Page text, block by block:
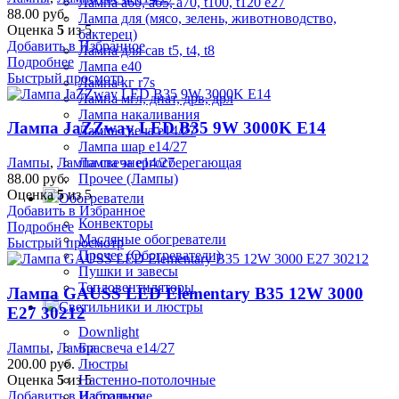
Лампа для (мясо, зелень, животноводство,
бактерец)
Лампа для сав t5, t4, t8
Лампа е40
Лампа кг r7s
Лампа мгл, днат, дрв, дрл
Лампа накаливания
Лампа свеча е14/27
Лампа шар е14/27
Лампа энергосберегающая
Прочее (Лампы)
Обогреватели
Конвекторы
Масляные обогреватели
Прочее (Обогреватели)
Пушки и завесы
Тепловентиляторы
Светильники и люстры
Downlight
Бра
Люстры
Настенно-потолочные
Настольные
88.00 руб.
Оценка 5 из 5
Добавить в Избранное
Подробнее
Быстрый просмотр
Лампа JaZZway LED B35 9W 3000K E14
Лампы, Лампа свеча е14/27
88.00 руб.
Оценка5из 5
Добавить в Избранное
Подробнее
Быстрый просмотр
Лампа GAUSS LED Elementary B35 12W 3000
E27 30212
Лампы, Лампа свеча е14/27
200.00 руб.
Оценка 5из 5
Добавить в Избранное